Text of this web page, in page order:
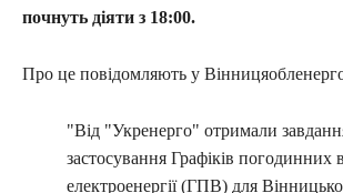
почнуть діяти з 18:00.
Про це повідомляють у
"Від "Укренерго" отримали
застосування Графіків погодинних
електроенергії (ГПВ) для